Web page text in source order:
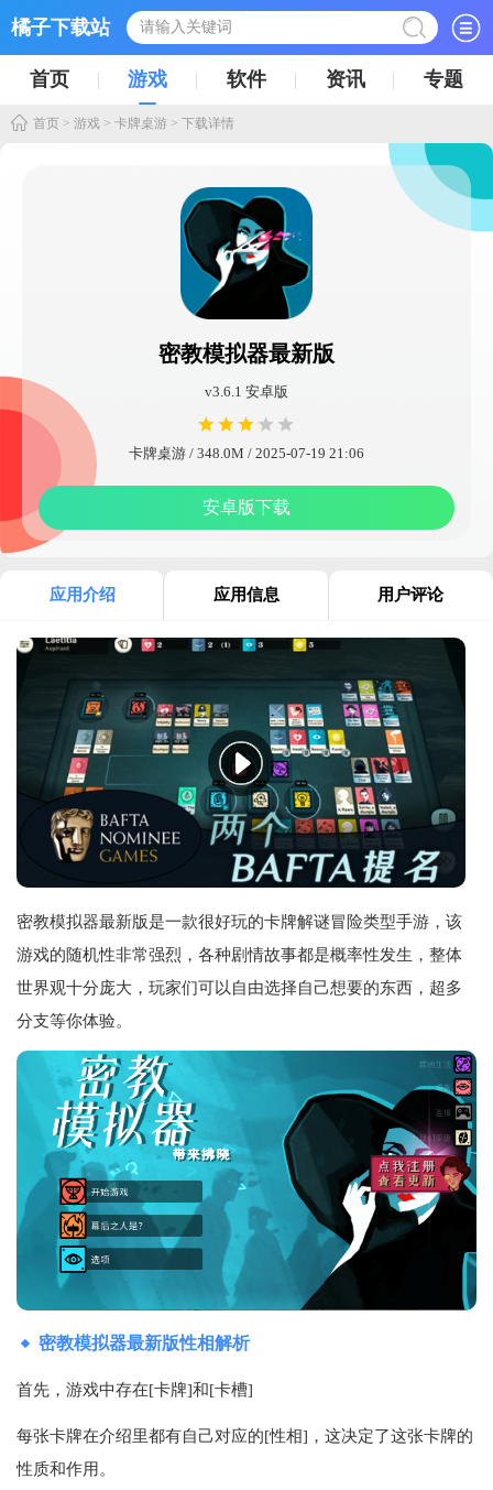
橘子下载站
首页 游戏 软件 资讯 专题
首页 > 游戏 > 卡牌桌游 > 下载详情
密教模拟器最新版
v3.6.1 安卓版
卡牌桌游 / 348.0M / 2025-07-19 21:06
安卓版下载
应用介绍 应用信息 用户评论
密教模拟器最新版是一款很好玩的卡牌解谜冒险类型手游，该
游戏的随机性非常强烈，各种剧情故事都是概率性发生，整体
世界观十分庞大，玩家们可以自由选择自己想要的东西，超多
分支等你体验。
密教模拟器最新版性相解析
首先，游戏中存在[卡牌]和[卡槽]
每张卡牌在介绍里都有自己对应的[性相]，这决定了这张卡牌的
性质和作用。